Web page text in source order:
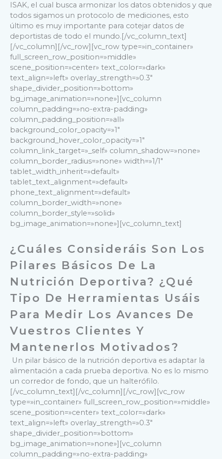
ISAK, el cual busca armonizar los datos obtenidos y que
todos sigamos un protocolo de mediciones, esto
último es muy importante para cotejar datos de
deportistas de todo el mundo.[/vc_column_text]
[/vc_column][/vc_row][vc_row type=»in_container»
full_screen_row_position=»middle»
scene_position=»center» text_color=»dark»
text_align=»left» overlay_strength=»0.3″
shape_divider_position=»bottom»
bg_image_animation=»none»][vc_column
column_padding=»no-extra-padding»
column_padding_position=»all»
background_color_opacity=»1″
background_hover_color_opacity=»1″
column_link_target=»_self» column_shadow=»none»
column_border_radius=»none» width=»1/1″
tablet_width_inherit=»default»
tablet_text_alignment=»default»
phone_text_alignment=»default»
column_border_width=»none»
column_border_style=»solid»
bg_image_animation=»none»][vc_column_text]
¿Cuáles Consideráis Son Los
Pilares Básicos De La
Nutrición Deportiva? ¿Qué
Tipo De Herramientas Usáis
Para Medir Los Avances De
Vuestros Clientes Y
Mantenerlos Motivados?
Un pilar básico de la nutrición deportiva es adaptar la
alimentación a cada prueba deportiva. No es lo mismo
un corredor de fondo, que un halterófilo.
[/vc_column_text][/vc_column][/vc_row][vc_row
type=»in_container» full_screen_row_position=»middle»
scene_position=»center» text_color=»dark»
text_align=»left» overlay_strength=»0.3″
shape_divider_position=»bottom»
bg_image_animation=»none»][vc_column
column_padding=»no-extra-padding»